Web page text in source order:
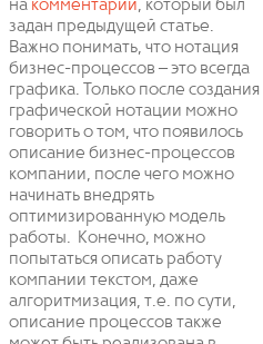
на комментарий, который был
задан предыдущей статье.
Важно понимать, что нотация
бизнес-процессов – это всегда
графика. Только после создания
графической нотации можно
говорить о том, что появилось
описание бизнес-процессов
компании, после чего можно
начинать внедрять
оптимизированную модель
работы. Конечно, можно
попытаться описать работу
компании текстом, даже
алгоритмизация, т.е. по сути,
описание процессов также